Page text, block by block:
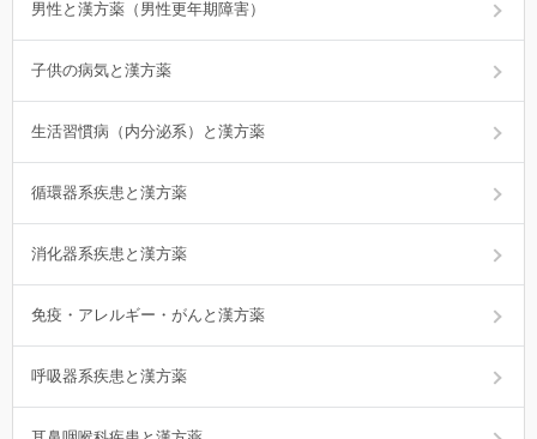
男性と漢方薬（男性更年期障害）
子供の病気と漢方薬
生活習慣病（内分泌系）と漢方薬
循環器系疾患と漢方薬
消化器系疾患と漢方薬
免疫・アレルギー・がんと漢方薬
呼吸器系疾患と漢方薬